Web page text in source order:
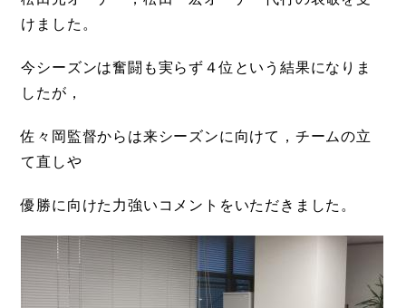
けました。
今シーズンは奮闘も実らず４位という結果になりま
したが，
佐々岡監督からは来シーズンに向けて，チームの立
て直しや
優勝に向けた力強いコメントをいただきました。